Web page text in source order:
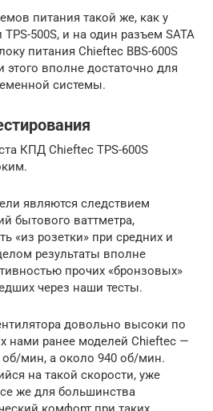
питания такой же, как у
500S, и на один разъем SATA
питания Chieftec BBS-600S
вполне достаточно для
системы.
КПД Chieftec TPS-600S
являются следствием
бытового ваттметра,
«из розетки» при средних и
результаты вполне
прочих «бронзовых»
через наши тесты.
довольно высоки по
нами ранее моделей Chieftec —
мин, а около 940 об/мин.
на такой скорости, уже
же для большинства